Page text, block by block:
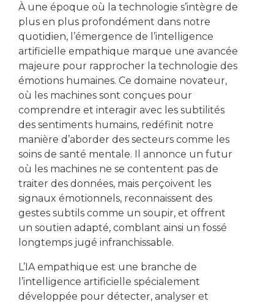
À une époque où la technologie s’intègre de
plus en plus profondément dans notre
quotidien, l’émergence de l’intelligence
artificielle empathique marque une avancée
majeure pour rapprocher la technologie des
émotions humaines. Ce domaine novateur,
où les machines sont conçues pour
comprendre et interagir avec les subtilités
des sentiments humains, redéfinit notre
manière d’aborder des secteurs comme les
soins de santé mentale. Il annonce un futur
où les machines ne se contentent pas de
traiter des données, mais perçoivent les
signaux émotionnels, reconnaissent des
gestes subtils comme un soupir, et offrent
un soutien adapté, comblant ainsi un fossé
longtemps jugé infranchissable.
L’IA empathique est une branche de
l’intelligence artificielle spécialement
développée pour détecter, analyser et